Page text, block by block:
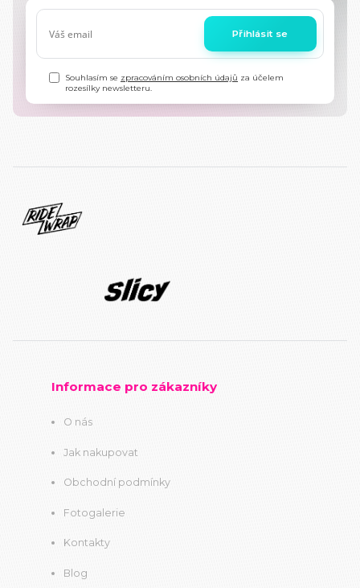
Přihlásit se
Souhlasím se zpracováním osobních údajů za účelem
rozesílky newsletteru.
Informace pro zákazníky
O nás
Jak nakupovat
Obchodní podmínky
Fotogalerie
Kontakty
Blog